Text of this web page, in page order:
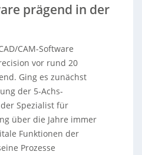
prägend in der
CAM-Software
vor rund 20
Ging es zunächst
der 5-Achs-
Spezialist für
über die Jahre immer
Funktionen der
Prozesse